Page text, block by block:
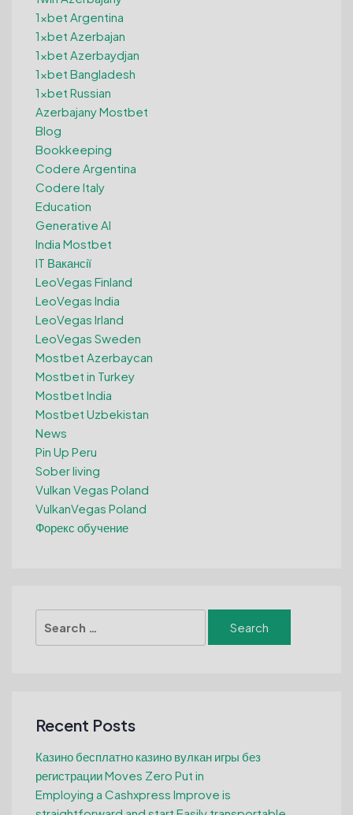
1xbet Argentina
1xbet Azerbajan
1xbet Azerbaydjan
1xbet Bangladesh
1xbet Russian
Azerbajany Mostbet
Blog
Bookkeeping
Codere Argentina
Codere Italy
Education
Generative AI
India Mostbet
IT Вакансії
LeoVegas Finland
LeoVegas India
LeoVegas Irland
LeoVegas Sweden
Mostbet Azerbaycan
Mostbet in Turkey
Mostbet India
Mostbet Uzbekistan
News
Pin Up Peru
Sober living
Vulkan Vegas Poland
VulkanVegas Poland
Форекс обучение
for:
Recent Posts
Казино бесплатно казино вулкан игры без
регистрации Moves Zero Put in
Employing a Cashxpress Improve is